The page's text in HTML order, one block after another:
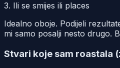
3. Ili se smijes ili places
Idealno oboje. Podijeli
mi samo posalji nesto drugo.
Stvari koje sam roastala